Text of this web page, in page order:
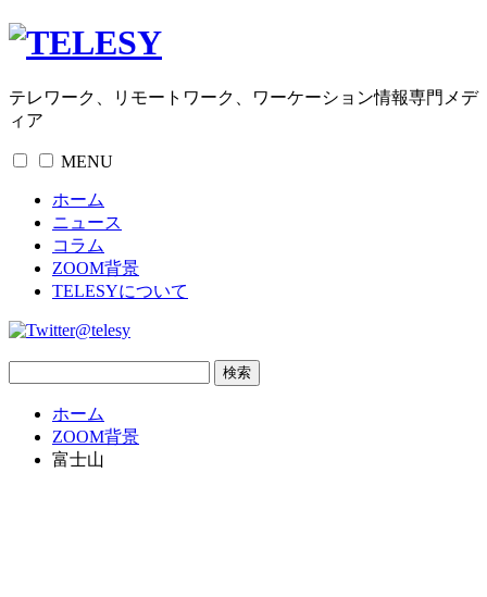
テレワーク、リモートワーク、ワーケーション情報専門メデ
ィア
MENU
ホーム
ニュース
コラム
ZOOM背景
TELESYについて
@telesy
ホーム
ZOOM背景
富士山